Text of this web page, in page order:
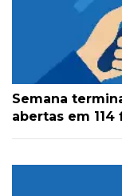
Semana
abertas em 114